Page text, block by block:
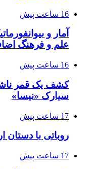
16 ساعت پیش
آمار و
علم و فرهنگ
16 ساعت پیش
کشف یک قمر
سیارک «نیسا»
17 ساعت پیش
روباتی با دستان
17 ساعت پیش